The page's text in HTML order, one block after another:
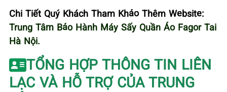
Chi Tiết Quý Khách Tham Khảo Thêm Website:
Trung Tâm Bảo Hành Máy Sấy Quần Áo Fagor Tai
Hà Nội.
TỔNG HỢP THÔNG TIN LIÊN
LẠC VÀ HỖ TRỢ CỦA TRUNG